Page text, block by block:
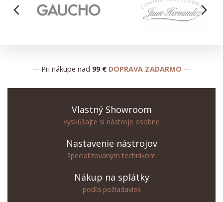
arrow_back_ios arrow_forward_ios
— Pri nákupe nad 99 € DOPRAVA ZADARMO —
Vlastný Showroom
vyskúšajte si nástroje osobne
Nastavenie nástrojov
špecializovaným technikom
Nákup na splátky
podľa požiadaviek